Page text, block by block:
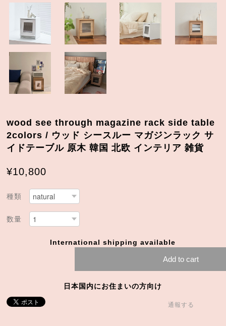
wood see through magazine rack side table
2colors / ウッド シースルー マガジンラック サ
イドテーブル 原木 韓国 北欧 インテリア 雑貨
¥10,800
種類
数量
International shipping available
Add to cart
日本国内にお住まいの方向け
通報する